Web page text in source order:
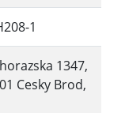
1
1347,
Cesky Brod,